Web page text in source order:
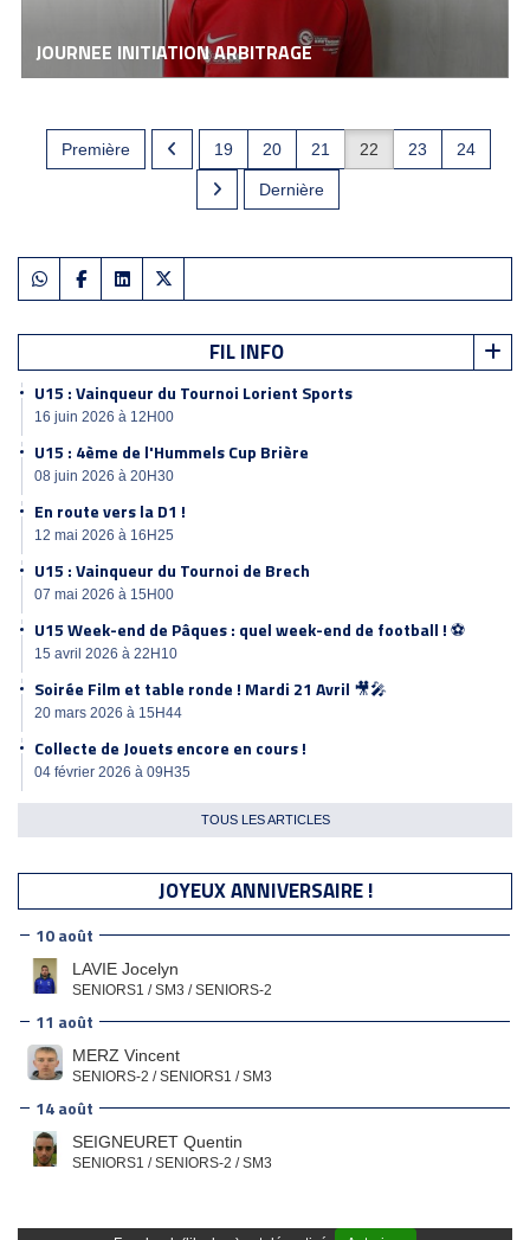
JOURNEE INITIATION ARBITRAGE
Première 19 20 21 22 23 24
Dernière
FIL INFO
U15 : Vainqueur du Tournoi Lorient Sports
16 juin 2026 à 12H00
U15 : 4ème de l'Hummels Cup Brière
08 juin 2026 à 20H30
En route vers la D1 !
12 mai 2026 à 16H25
U15 : Vainqueur du Tournoi de Brech
07 mai 2026 à 15H00
U15 Week-end de Pâques : quel week-end de football ! ⚽️
15 avril 2026 à 22H10
Soirée Film et table ronde ! Mardi 21 Avril 🎥🎤
20 mars 2026 à 15H44
Collecte de Jouets encore en cours !
04 février 2026 à 09H35
TOUS LES ARTICLES
JOYEUX ANNIVERSAIRE !
10 août
LAVIE Jocelyn
SENIORS1 / SM3 / SENIORS-2
11 août
MERZ Vincent
SENIORS-2 / SENIORS1 / SM3
14 août
SEIGNEURET Quentin
SENIORS1 / SENIORS-2 / SM3